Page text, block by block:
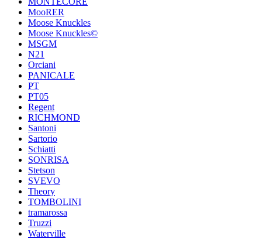
MooRER
Moose Knuckles
Moose Knuckles©️
MSGM
N21
Orciani
PANICALE
PT
PT05
Regent
RICHMOND
Santoni
Sartorio
Schiatti
SONRISA
Stetson
SVEVO
Theory
TOMBOLINI
tramarossa
Truzzi
Waterville